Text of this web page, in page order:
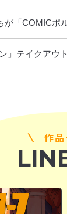
が「COMICポ
」テイクアウ
作